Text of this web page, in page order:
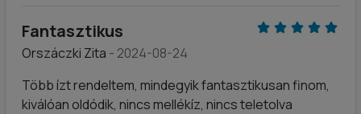
Fantasztikus
Orszáczki Zita - 2024-08-24
Több ízt rendeltem, mindegyik fantasztikusan finom,
kiválóan oldódik, nincs mellékíz, nincs teletolva